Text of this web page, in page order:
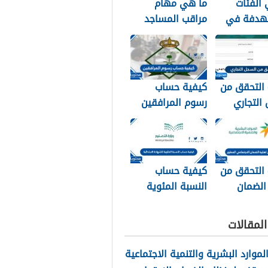
في
الإجتماعي
مراقب المساجد
في السعودية
1448
التحقق من
ورقم
كيفية حساب
رسوم المرافقين
1448
التحقق من
كيفية حساب
النسبة المئوية
البشرية والتنمية الاجتماعية